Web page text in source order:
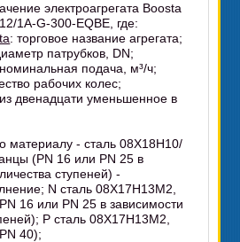
электроагрегата Boosta
1А-G-300-EQBE, где:
: торговое название агрегата;
патрубков, DN;
подача, м³/ч;
рабочих колес;
двенадцати уменьшенное в
материалу - сталь 08Х18Н10/
(PN 16 или PN 25 в
ступеней) -
N сталь 08Х17Н13М2,
16 или PN 25 в зависимости
P сталь 08Х17Н13М2,
40);